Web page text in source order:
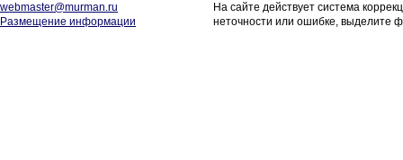
webmaster@murman.ru
Размещение информации
На сайте действует система
неточности или ошибке, выделите